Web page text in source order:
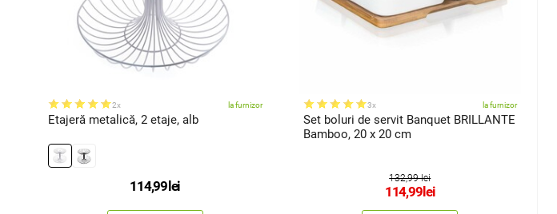
2x la furnizor
Etajeră metalică, 2 etaje, alb
114,99lei
3x la furnizor
Set boluri de servit Banquet BRILLANTE
Bamboo, 20 x 20 cm
132,99 lei
114,99lei